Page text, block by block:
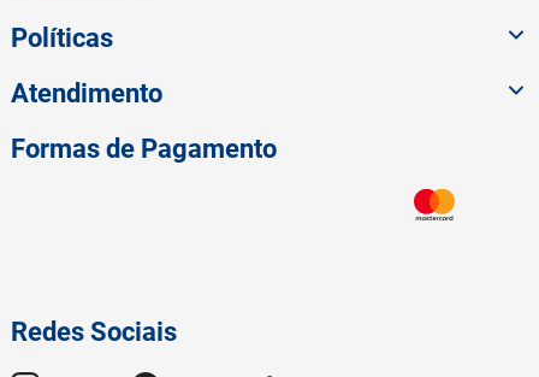
Políticas
Atendimento
Redes Sociais
Formas de Pagamento